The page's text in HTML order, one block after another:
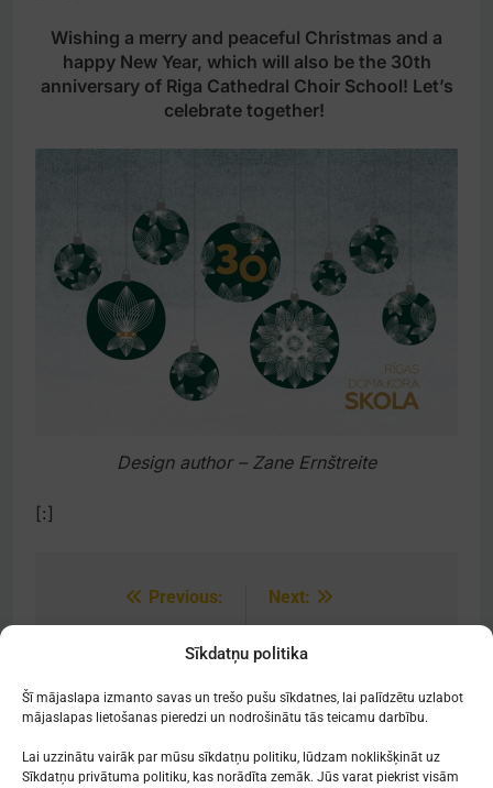
Sīkdatņu politika
Šī mājaslapa izmanto savas un trešo pušu sīkdatnes, lai palīdzētu uzlabot
mājaslapas lietošanas pieredzi un nodrošinātu tās teicamu darbību.
Lai uzzinātu vairāk par mūsu sīkdatņu politiku, lūdzam noklikšķināt uz
Sīkdatņu privātuma politiku, kas norādīta zemāk. Jūs varat piekrist visām
Wishing a merry and peaceful Christmas and a
happy New Year, which will also be the 30th
anniversary of Riga Cathedral Choir School! Let’s
celebrate together!
Design author – Zane Ernštreite
[:]
Previous:
Ziemassvētku
koncerts[:]
Next:
2024[:en]Events in
January 2024[:]